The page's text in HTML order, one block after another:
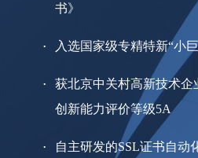
书》
入选国家级专精特新“小
获北京中关村高新技术企
创新能力评价等级5A
自主研发的SSL证书自动